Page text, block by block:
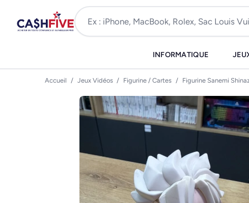
INFORMATIQUE
Accueil / Jeux Vidéos / Figurine / Cartes / Figurine Sanemi